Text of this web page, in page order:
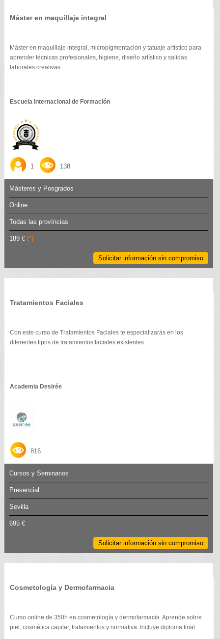
Máster en maquillaje integral
Máster en maquillaje integral, micropigmentación y tatuaje artístico para
aprender técnicas profesionales, higiene, diseño artístico y salidas
laborales creativas.
Escuela Internacional de Formación
1 138
Másteres y Posgrados
Online
Todas las províncias
189 € (*)
Solicitar información sin compromiso
Tratamientos Faciales
Con este curso de Tratamientos Faciales te especializarás en los
diferentes tipos de tratamientos faciales existentes.
Academia Desirée
816
Cursos y Seminarios
Presencial
Sevilla
695 €
Solicitar información sin compromiso
Cosmetología y Dermofarmacia
Curso online de 350h en cosmetología y dermofarmacia. Aprende sobre
piel, cosmética capilar, tratamientos y normativa. Incluye diploma final.